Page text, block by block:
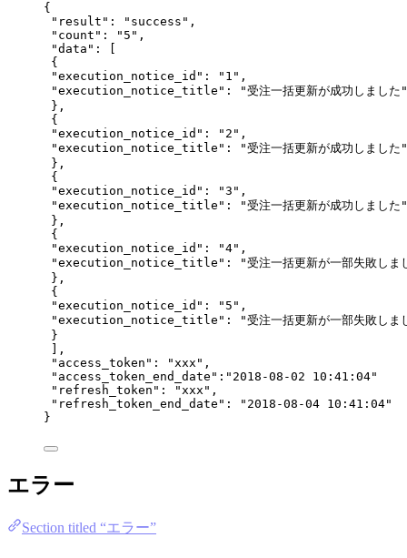
{
"result" : " success " ,
"count" : " 5 " ,
"data" : [
{
"execution_notice_id" : " 1 " ,
"execution_notice_title" : "受注一括更新が成功しました "
},
{
"execution_notice_id" : " 2 " ,
"execution_notice_title" : "受注一括更新が成功しました "
},
{
"execution_notice_id" : "3 " ,
"execution_notice_title" : "受注一括更新が成功しました "
},
{
"execution_notice_id" : "4" ,
"execution_notice_title" : "受注一括更新が一部失敗しま
},
{
"execution_notice_id" : " 5 " ,
"execution_notice_title" : "受注一括更新が一部失敗しま
}
],
"access_token" : "xxx " ,
"access_token_end_date" : " 2018-08-02 10:41:04"
" refresh_token " : "xxx " ,
"refresh_token_end_date" : " 2018-08-04 10:41:04"
}
エラー
Section titled “エラー”